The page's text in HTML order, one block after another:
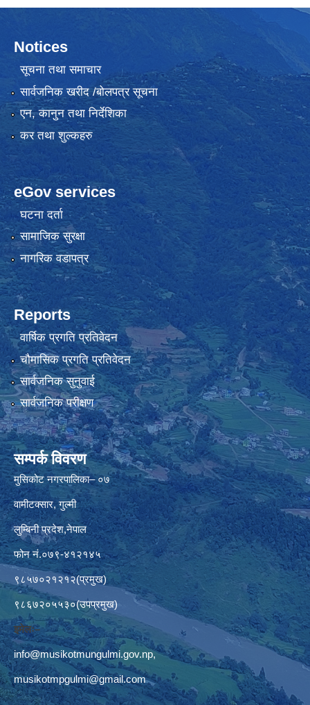
Notices
सूचना तथा समाचार
सार्वजनिक खरीद /बोलपत्र सूचना
एन, कानुन तथा निर्देशिका
कर तथा शुल्कहरु
eGov services
घटना दर्ता
सामाजिक सुरक्षा
नागरिक वडापत्र
Reports
वार्षिक प्रगति प्रतिवेदन
चौमासिक प्रगति प्रतिवेदन
सार्वजनिक सुनुवाई
सार्वजनिक परीक्षण
सम्पर्क विवरण
मुसिकोट नगरपालिका– ०७
वामीटक्सार, गुल्मी
लुम्बिनी प्रदेश,नेपाल
फोन नं.०७९-४१२१४५
९८५७०२१२१२(प्रमुख)
९८६७२०५५३०(उपप्रमुख)
इमेलः–
info@musikotmungulmi.gov.np,
musikotmpgulmi@gmail.com